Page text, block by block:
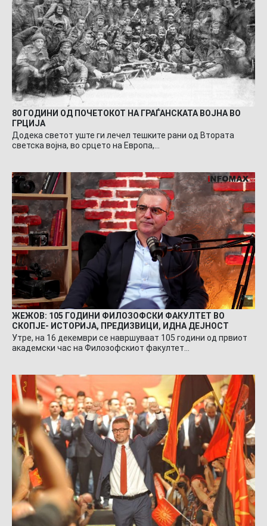
80 ГОДИНИ ОД ПОЧЕТОКОТ НА ГРАЃАНСКАТА ВОЈНА ВО
ГРЦИЈА
Додека светот уште ги лечел тешките рани од Втората
светска војна, во срцето на Европа,…
ЖЕЖОВ: 105 ГОДИНИ ФИЛОЗОФСКИ ФАКУЛТЕТ ВО
СКОПЈЕ- ИСТОРИЈА, ПРЕДИЗВИЦИ, ИДНА ДЕЈНОСТ
Утре, на 16 декември се навршуваат 105 години од првиот
академски час на Филозофскиот факултет…